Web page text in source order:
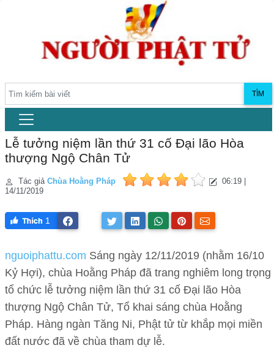
TÌM
Lễ tưởng niệm lần thứ 31 cố Đại lão Hòa
thượng Ngộ Chân Tử
Tác giả Chùa Hoằng Pháp
06:19 |
14/11/2019
1
nguoiphattu.com Sáng ngày 12/11/2019 (nhằm 16/10
Kỷ Hợi), chùa Hoằng Pháp đã trang nghiêm long trọng
tổ chức lễ tưởng niệm lần thứ 31 cố Đại lão Hòa
thượng Ngộ Chân Tử, Tổ khai sáng chùa Hoằng
Pháp. Hàng ngàn Tăng Ni, Phật tử từ khắp mọi miền
đất nước đã về chùa tham dự lễ.